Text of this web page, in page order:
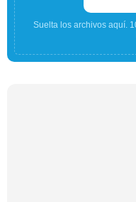
Suelta los archivos aquí.